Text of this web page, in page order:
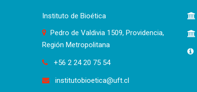
Instituto de Bioética
Pedro de Valdivia 1509, Providencia,
Región Metropolitana
+56 2 24 20 75 54
institutobioetica@uft.cl